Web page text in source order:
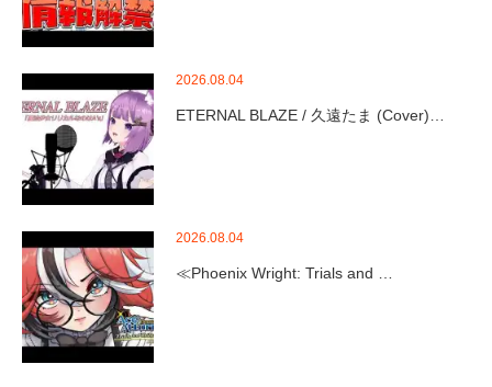
2026.08.04
ETERNAL BLAZE / 久遠たま (Cover)…
2026.08.04
≪Phoenix Wright: Trials and …